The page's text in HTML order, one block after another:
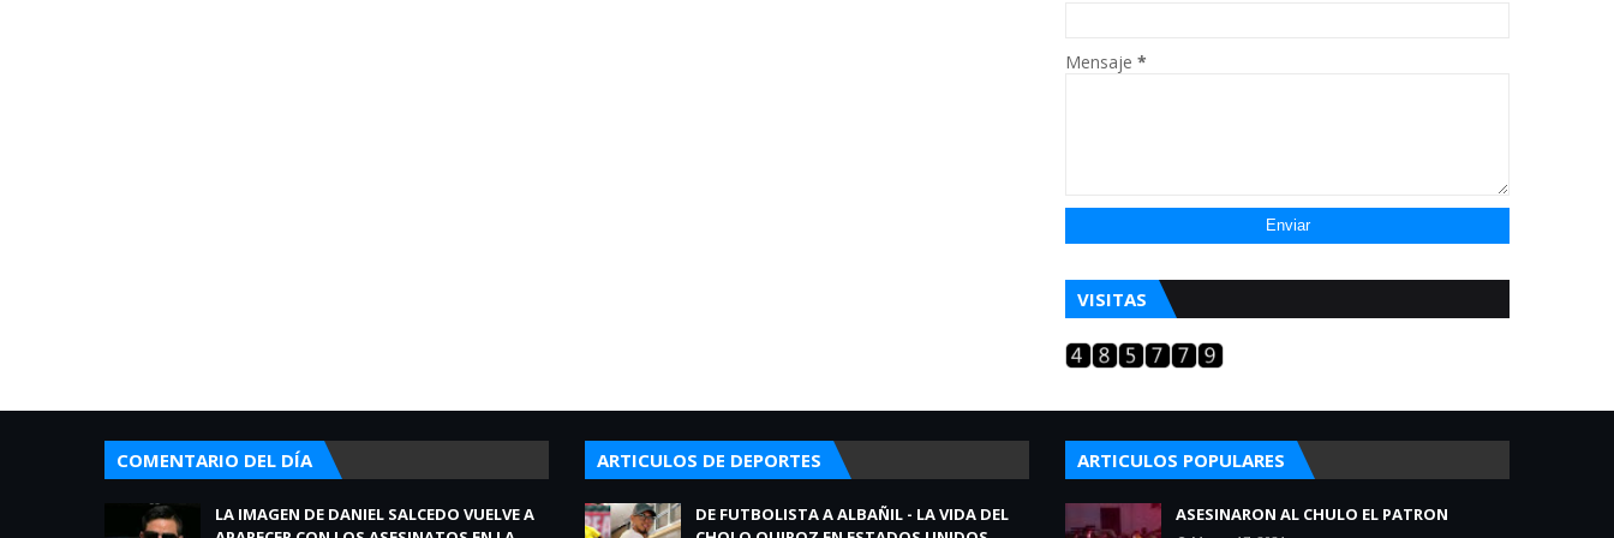
Mensaje *
VISITAS
COMENTARIO DEL DÍA
LA IMAGEN DE DANIEL SALCEDO VUELVE A
ARTICULOS DE DEPORTES
DE FUTBOLISTA A ALBAÑIL - LA VIDA DEL
ARTICULOS POPULARES
ASESINARON AL CHULO EL PATRON